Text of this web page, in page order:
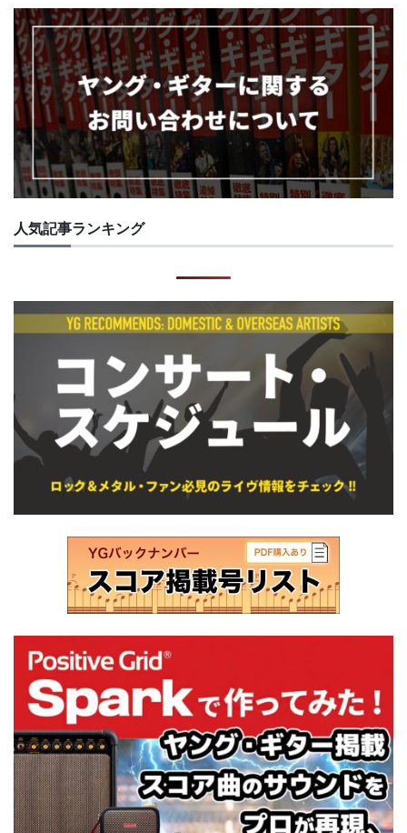
人気記事ランキング